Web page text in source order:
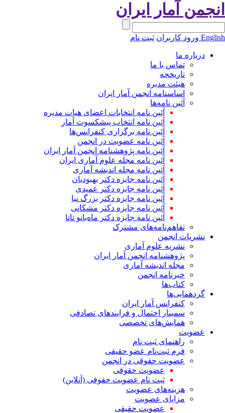
آمار ایران
ورود کاربران ثبت نام
درباره ما
تماس با ما
تاریخچه
هیئت مدیره
اساسنامه انجمن آمار ایران
آئین نامه‌ها
آئین نامه انتخابات اعضای هیات مدیره
آئین نامه انتخاب پیشکسوت آمار
آئین نامه برگزاری کنفرانس‌ها
آئین نامه عضویت در انجمن
آئین نامه پژوهشنامه انجمن آمار ایران
آئین نامه مجله علوم آماری ایران
آئین نامه مجله اندیشه آماری
آئین‌ نامه جایزه دکتر بهبودیان
آئین نامه جایزه دکتر عمیدی
آئین نامه جایزه دکتر بزرگ نیا
آئین نامه جایزه دکتر مشکانی
آئین نامه جایزه دکتر ماه‌بانو تاتا
تفاهم‌نامه‌های مشترک
نشریات انجمن
نشریه علوم آماری
پژوهشنامه انجمن آمار ایران
مجله اندیشه آماری
خبرنامه انجمن
کتاب‌ها
گردهمایی‌ها
کنفرانس آمار ایران
سمینار احتمال و فرایندهای تصادفی
همایش‌های تخصصی
عضویت
راهنمای ثبت نام
فرم ثبت‌نام عضو حقیقی
عضویت حقوقی در انجمن
عضویت حقوقی
ثبت نام عضویت حقوقی (آنلاین)
هزینه‌های عضویت
مزایای عضویت
عضویت حقیقی